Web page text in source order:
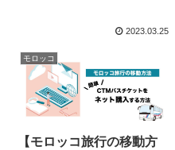
2023.03.25
モロッコ
【モロッコ旅行の移動方